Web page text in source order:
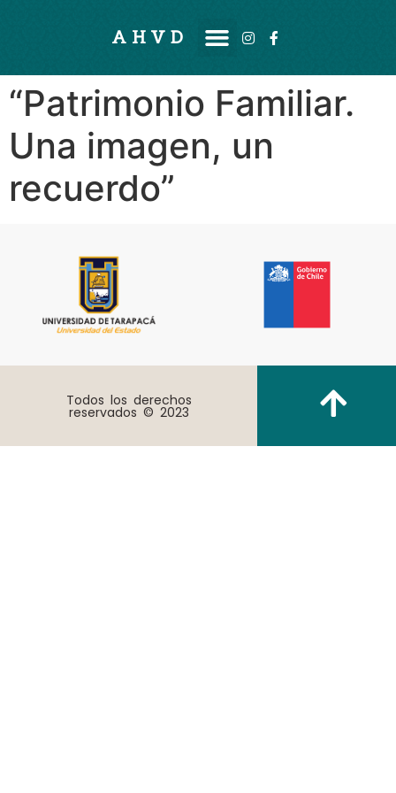
AHVD
“Patrimonio Familiar.
Una imagen, un
recuerdo”
Todos los derechos
reservados © 2023